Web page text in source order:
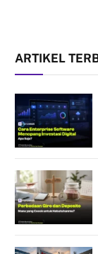
ARTIKEL